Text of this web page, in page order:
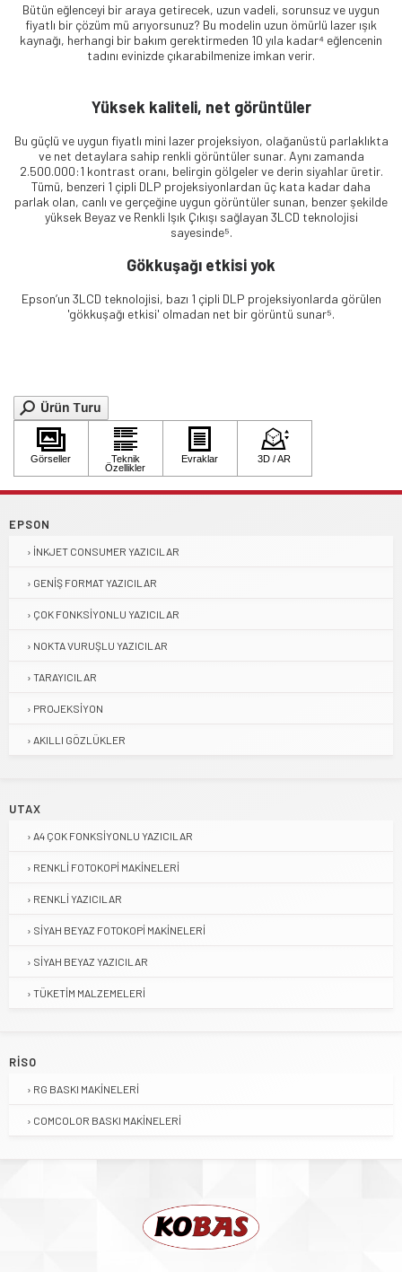
Bütün eğlenceyi bir araya getirecek, uzun vadeli, sorunsuz ve uygun
fiyatlı bir çözüm mü arıyorsunuz? Bu modelin uzun ömürlü lazer ışık
kaynağı, herhangi bir bakım gerektirmeden 10 yıla kadar⁴ eğlencenin
tadını evinizde çıkarabilmenize imkan verir.
Yüksek kaliteli, net görüntüler
Bu güçlü ve uygun fiyatlı mini lazer projeksiyon, olağanüstü parlaklıkta
ve net detaylara sahip renkli görüntüler sunar. Aynı zamanda
2.500.000:1 kontrast oranı, belirgin gölgeler ve derin siyahlar üretir.
Tümü, benzeri 1 çipli DLP projeksiyonlardan üç kata kadar daha
parlak olan, canlı ve gerçeğine uygun görüntüler sunan, benzer şekilde
yüksek Beyaz ve Renkli Işık Çıkışı sağlayan 3LCD teknolojisi
sayesinde⁵.
Gökkuşağı etkisi yok
Epson’un 3LCD teknolojisi, bazı 1 çipli DLP projeksiyonlarda görülen
'gökkuşağı etkisi' olmadan net bir görüntü sunar⁵.
EPSON
İNKJET CONSUMER YAZICILAR
GENIŞ FORMAT YAZICILAR
ÇOK FONKSIYONLU YAZICILAR
NOKTA VURUŞLU YAZICILAR
TARAYICILAR
PROJEKSIYON
AKILLI GÖZLÜKLER
UTAX
A4 ÇOK FONKSIYONLU YAZICILAR
RENKLI FOTOKOPI MAKINELERI
RENKLI YAZICILAR
SIYAH BEYAZ FOTOKOPI MAKINELERI
SIYAH BEYAZ YAZICILAR
TÜKETIM MALZEMELERI
RISO
RG BASKI MAKINELERI
COMCOLOR BASKI MAKINELERI